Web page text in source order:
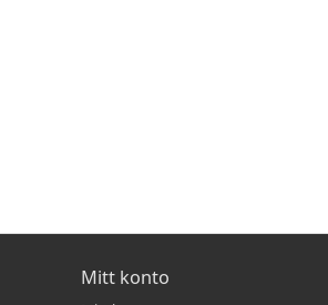
Mitt konto